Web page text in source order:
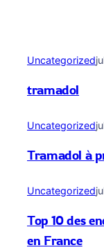
Uncategorized
tramadol
Uncategorized
Tramadol à
Uncategorized
Top 10 des
en France